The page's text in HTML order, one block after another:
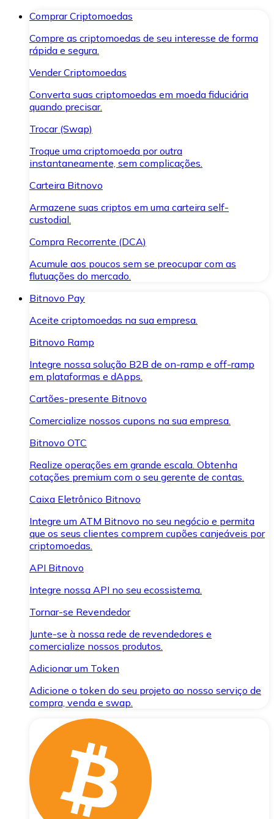
Comprar Criptomoedas
Compre as criptomoedas de seu interesse de forma
rápida e segura.
Vender Criptomoedas
Converta suas criptomoedas em moeda fiduciária
quando precisar.
Trocar (Swap)
Troque uma criptomoeda por outra
instantaneamente, sem complicações.
Carteira Bitnovo
Armazene suas criptos em uma carteira self-
custodial.
Compra Recorrente (DCA)
Acumule aos poucos sem se preocupar com as
flutuações do mercado.
Bitnovo Pay
Aceite criptomoedas na sua empresa.
Bitnovo Ramp
Integre nossa solução B2B de on-ramp e off-ramp
em plataformas e dApps.
Cartões-presente Bitnovo
Comercialize nossos cupons na sua empresa.
Bitnovo OTC
Realize operações em grande escala. Obtenha
cotações premium com o seu gerente de contas.
Caixa Eletrônico Bitnovo
Integre um ATM Bitnovo no seu negócio e permita
que os seus clientes comprem cupões canjeáveis por
criptomoedas.
API Bitnovo
Integre nossa API no seu ecossistema.
Tornar-se Revendedor
Junte-se à nossa rede de revendedores e
comercialize nossos produtos.
Adicionar um Token
Adicione o token do seu projeto ao nosso serviço de
compra, venda e swap.